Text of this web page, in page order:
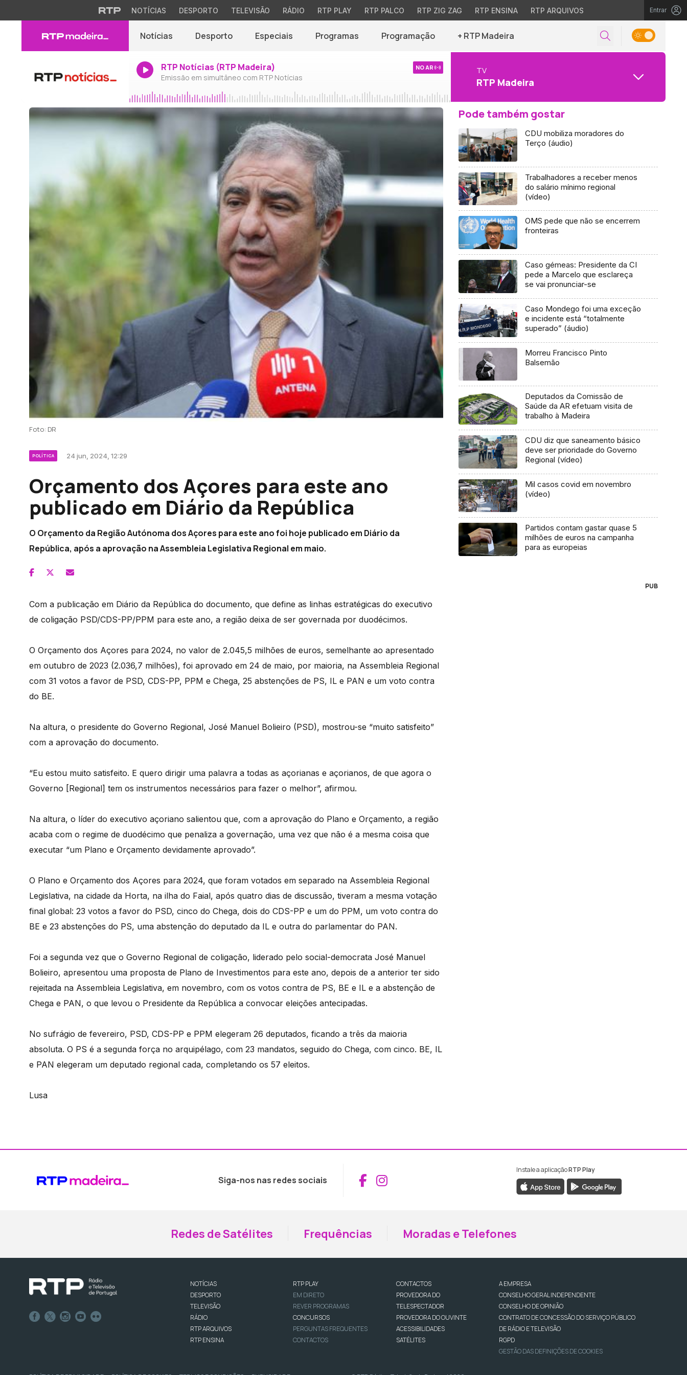
NOTÍCIAS DESPORTO TELEVISÃO RÁDIO RTP PLAY RTP PALCO RTP ZIG ZAG RTP ENSINA RTP ARQUIVOS Entrar
Notícias Desporto Especiais Programas Programação + RTP Madeira
RTP Notícias (RTP Madeira)
Emissão em simultâneo com RTP Notícias
NO AR TV
RTP Madeira
Foto: DR
POLÍTICA 24 jun, 2024, 12:29
Orçamento dos Açores para este ano
publicado em Diário da República
O Orçamento da Região Autónoma dos Açores para este ano foi hoje publicado em Diário da
República, após a aprovação na Assembleia Legislativa Regional em maio.
Com a publicação em Diário da República do documento, que define as linhas estratégicas do executivo
de coligação PSD/CDS-PP/PPM para este ano, a região deixa de ser governada por duodécimos.
O Orçamento dos Açores para 2024, no valor de 2.045,5 milhões de euros, semelhante ao apresentado
em outubro de 2023 (2.036,7 milhões), foi aprovado em 24 de maio, por maioria, na Assembleia Regional
com 31 votos a favor de PSD, CDS-PP, PPM e Chega, 25 abstenções de PS, IL e PAN e um voto contra
do BE.
Na altura, o presidente do Governo Regional, José Manuel Bolieiro (PSD), mostrou-se “muito satisfeito”
com a aprovação do documento.
“Eu estou muito satisfeito. E quero dirigir uma palavra a todas as açorianas e açorianos, de que agora o
Governo [Regional] tem os instrumentos necessários para fazer o melhor”, afirmou.
Na altura, o líder do executivo açoriano salientou que, com a aprovação do Plano e Orçamento, a região
acaba com o regime de duodécimo que penaliza a governação, uma vez que não é a mesma coisa que
executar “um Plano e Orçamento devidamente aprovado”.
O Plano e Orçamento dos Açores para 2024, que foram votados em separado na Assembleia Regional
Legislativa, na cidade da Horta, na ilha do Faial, após quatro dias de discussão, tiveram a mesma votação
final global: 23 votos a favor do PSD, cinco do Chega, dois do CDS-PP e um do PPM, um voto contra do
BE e 23 abstenções do PS, uma abstenção do deputado da IL e outra do parlamentar do PAN.
Foi a segunda vez que o Governo Regional de coligação, liderado pelo social-democrata José Manuel
Bolieiro, apresentou uma proposta de Plano de Investimentos para este ano, depois de a anterior ter sido
rejeitada na Assembleia Legislativa, em novembro, com os votos contra de PS, BE e IL e a abstenção de
Chega e PAN, o que levou o Presidente da República a convocar eleições antecipadas.
No sufrágio de fevereiro, PSD, CDS-PP e PPM elegeram 26 deputados, ficando a três da maioria
absoluta. O PS é a segunda força no arquipélago, com 23 mandatos, seguido do Chega, com cinco. BE, IL
e PAN elegeram um deputado regional cada, completando os 57 eleitos.
Lusa
Pode também gostar
CDU mobiliza moradores do
Terço (áudio)
Trabalhadores a receber menos
do salário mínimo regional
(vídeo)
OMS pede que não se encerrem
fronteiras
Caso gémeas: Presidente da CI
pede a Marcelo que esclareça
se vai pronunciar-se
Caso Mondego foi uma exceção
e incidente está “totalmente
superado” (áudio)
Morreu Francisco Pinto
Balsemão
Deputados da Comissão de
Saúde da AR efetuam visita de
trabalho à Madeira
CDU diz que saneamento básico
deve ser prioridade do Governo
Regional (vídeo)
Mil casos covid em novembro
(vídeo)
Partidos contam gastar quase 5
milhões de euros na campanha
para as europeias
PUB
Siga-nos nas redes sociais Aceder ao Facebook da RTP Madeira
Aceder ao Instagram da RTP Madeira
Instale a aplicaçãoRTP Play
Redes de Satélites Frequências Moradas e Telefones
NOTÍCIAS
DESPORTO
TELEVISÃO
RÁDIO
RTP ARQUIVOS
RTP ENSINA
RTP PLAY
EM DIRETO
REVER PROGRAMAS
CONCURSOS
PERGUNTAS FREQUENTES
CONTACTOS
CONTACTOS
PROVEDORA DO
TELESPECTADOR
PROVEDORA DO OUVINTE
ACESSIBILIDADES
SATÉLITES
A EMPRESA
CONSELHO GERAL INDEPENDENTE
CONSELHO DE OPINIÃO
CONTRATO DE CONCESSÃO DO SERVIÇO PÚBLICO
DE RÁDIO E TELEVISÃO
RGPD
GESTÃO DAS DEFINIÇÕES DE COOKIES